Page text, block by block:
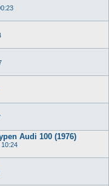
Audi 100 (1976)